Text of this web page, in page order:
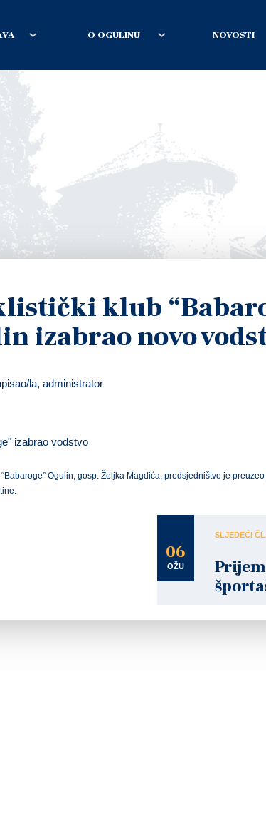
O OGULINU NOVOSTI
klub
izabrao novo
la, administrator
Ogulin, gosp. Željka Magdića, predsjedništvo je
06
OŽU
SLJEDEĆI